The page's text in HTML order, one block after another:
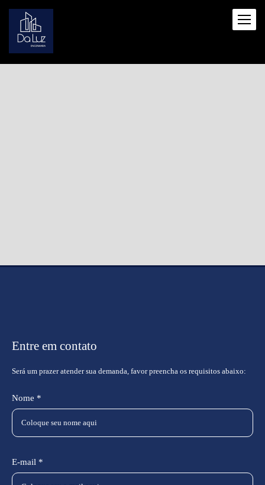
Entre em contato
Será um prazer atender sua demanda, favor preencha os requisitos abaixo:
Nome *
E-mail *